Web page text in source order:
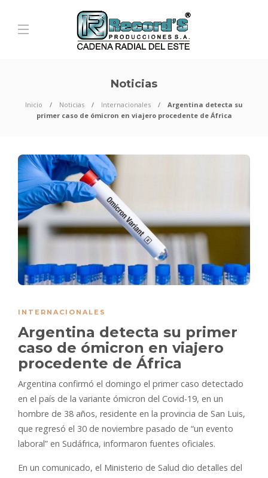
Noticias
Inicio Noticias Internacionales
Argentina detecta su
primer caso de ómicron en viajero procedente de África
INTERNACIONALES
Argentina detecta su primer
caso de ómicron en viajero
procedente de África
Argentina confirmó el domingo el primer caso detectado
en el país de la variante ómicron del Covid-19, en un
hombre de 38 años, residente en la provincia de San Luis,
que regresó el 30 de noviembre pasado de “un evento
laboral” en Sudáfrica, informaron fuentes oficiales.
En un comunicado, el Ministerio de Salud dio detalles del